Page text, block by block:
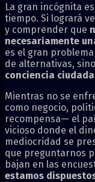
La gran incógnita
tiempo. Si logrará
y comprender que
necesariamente
es el gran
de alternativas,
conciencia
Mientras no se
como negocio,
recompensa— el
vicioso donde el
mediocridad se
que preguntarnos
bajan en las
estamos